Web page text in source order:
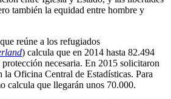
también la equidad entre hombre y
reúne a los refugiados
) calcula que en 2014 hasta 82.494
necesaria. En 2015 solicitaron
la Oficina Central de Estadísticas. Para
calcula que llegarán unos 70.000.